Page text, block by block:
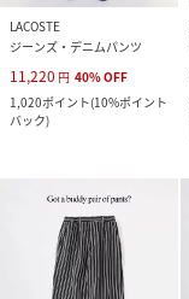
LACOSTE
ジーンズ・デニムパンツ
11,220 円 40%OFF
1,020ポイント(10%ポイント
バック)